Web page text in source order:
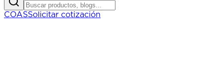
COASSolicitar cotización